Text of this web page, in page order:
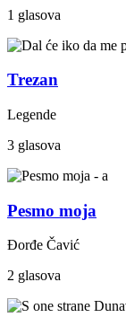
1 glasova
Trezan
Legende
3 glasova
Pesmo moja
Đorđe Čavić
2 glasova